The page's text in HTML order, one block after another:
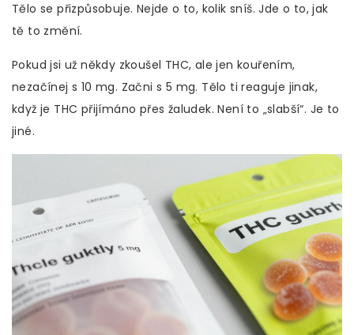
Tělo se přizpůsobuje. Nejde o to, kolik sníš. Jde o to, jak
tě to změní.
Pokud jsi už někdy zkoušel THC, ale jen kouřením,
nezačínej s 10 mg. Začni s 5 mg. Tělo ti reaguje jinak,
když je THC přijímáno přes žaludek. Není to „slabší“. Je to
jiné.